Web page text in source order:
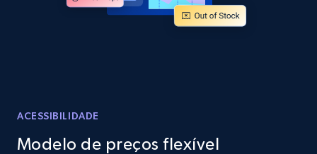
Title, Seller name, Brand, Description, Initial
price, Currency, Availability, Reviews count, and
Home Depot US
ACESSIBILIDADE
Modelo de preços flexível